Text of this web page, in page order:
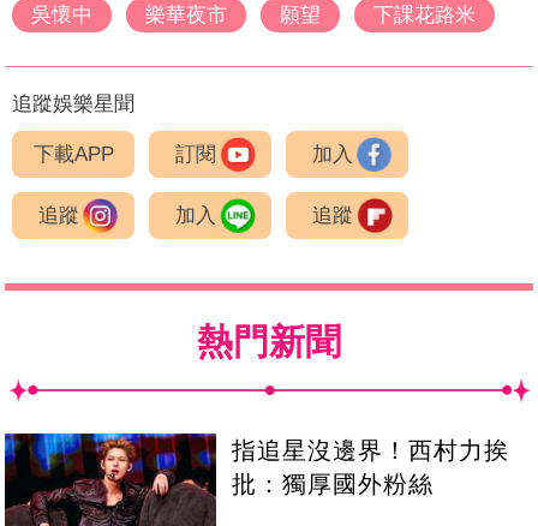
吳懷中
樂華夜市 願望 下課花路米
追蹤娛樂星聞
下載APP 訂閱 加入
追蹤 加入 追蹤
熱門新聞
指追星沒邊界！西村力挨
批：獨厚國外粉絲